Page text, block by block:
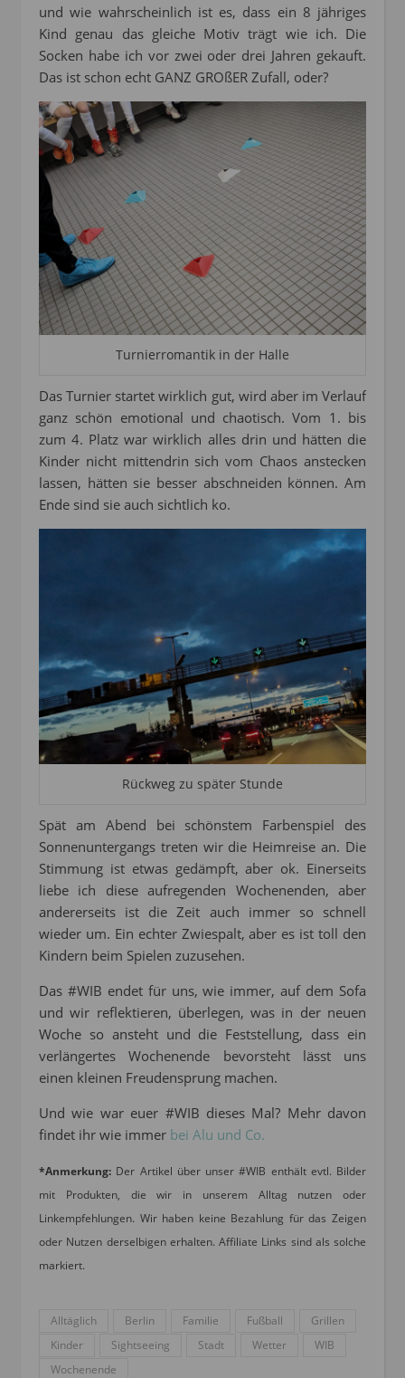
und wie wahrscheinlich ist es, dass ein 8 jähriges
Kind genau das gleiche Motiv trägt wie ich. Die
Socken habe ich vor zwei oder drei Jahren gekauft.
Das ist schon echt GANZ GROßER Zufall, oder?
Turnierromantik in der Halle
Das Turnier startet wirklich gut, wird aber im Verlauf
ganz schön emotional und chaotisch. Vom 1. bis
zum 4. Platz war wirklich alles drin und hätten die
Kinder nicht mittendrin sich vom Chaos anstecken
lassen, hätten sie besser abschneiden können. Am
Ende sind sie auch sichtlich ko.
Rückweg zu später Stunde
Spät am Abend bei schönstem Farbenspiel des
Sonnenuntergangs treten wir die Heimreise an. Die
Stimmung ist etwas gedämpft, aber ok. Einerseits
liebe ich diese aufregenden Wochenenden, aber
andererseits ist die Zeit auch immer so schnell
wieder um. Ein echter Zwiespalt, aber es ist toll den
Kindern beim Spielen zuzusehen.
Das #WIB endet für uns, wie immer, auf dem Sofa
und wir reflektieren, überlegen, was in der neuen
Woche so ansteht und die Feststellung, dass ein
verlängertes Wochenende bevorsteht lässt uns
einen kleinen Freudensprung machen.
Und wie war euer #WIB dieses Mal? Mehr davon
findet ihr wie immer bei Alu und Co.
*Anmerkung: Der Artikel über unser #WIB enthält evtl. Bilder
mit Produkten, die wir in unserem Alltag nutzen oder
Linkempfehlungen. Wir haben keine Bezahlung für das Zeigen
oder Nutzen derselbigen erhalten. Affiliate Links sind als solche
markiert.
Alltäglich Berlin Familie Fußball
Grillen
Kinder
Sightseeing Stadt Wetter
WIB
Wochenende